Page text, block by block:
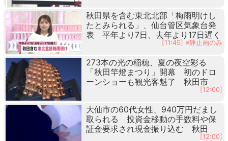
秋田県を含む東北北部「梅雨明けし
たとみられる」、仙台管区気象台発
表 平年より7日、去年より17日遅く
[11:45] ※静止画のみ
273本の光の稲穂、夏の夜空彩る
「秋田竿燈まつり」開幕 初のドロ
ーンショーも観光客魅了 秋田市
[12:00]
大仙市の60代女性、940万円だまし
取られる 投資金移動の手数料や保
証金要求され現金振り込む 秋田
[12:00]